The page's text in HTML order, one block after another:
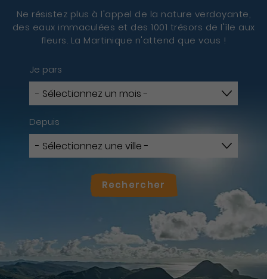
Ne résistez plus à l'appel de la nature verdoyante,
des eaux immaculées et des 1001 trésors de l'île aux
fleurs. La Martinique n'attend que vous !
Je pars
Depuis
Rechercher